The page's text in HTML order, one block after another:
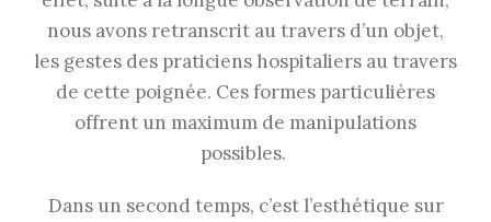
nous avons retranscrit au travers d’un objet,
les gestes des praticiens hospitaliers au travers
de cette poignée. Ces formes particulières
offrent un maximum de manipulations
possibles.
Dans un second temps, c’est l’esthétique sur